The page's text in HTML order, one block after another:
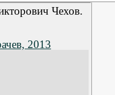
Чехов.
2013